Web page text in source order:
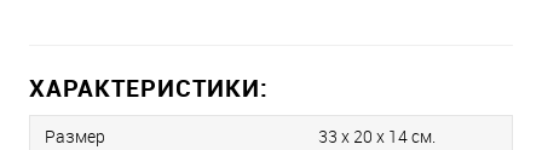
ХАРАКТЕРИСТИКИ:
Размер
33 х 20 х 14 см.